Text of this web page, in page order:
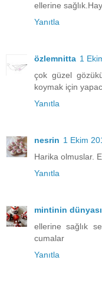
ellerine
Yanıtla
özlemnitta 1
çok güzel
koymak için
Yanıtla
nesrin 1 Ekim
Harika olmuslar.
Yanıtla
mintinin dünyası
ellerine sağlık
cumalar
Yanıtla